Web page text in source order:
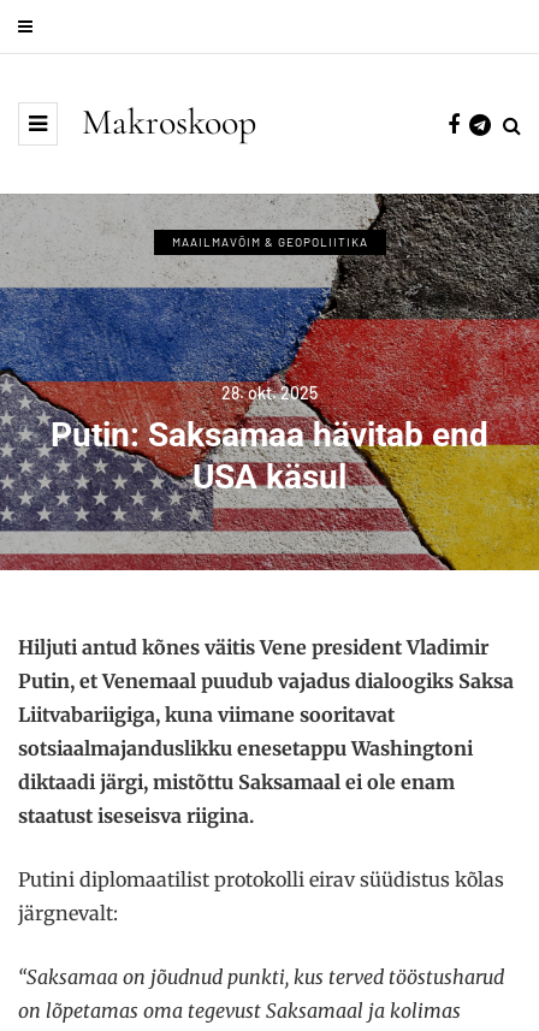
Makroskoop
MAAILMAVÕIM & GEOPOLIITIKA
28. okt. 2025
Putin: Saksamaa hävitab end
USA käsul
Hiljuti antud kõnes väitis Vene president Vladimir
Putin, et Venemaal puudub vajadus dialoogiks Saksa
Liitvabariigiga, kuna viimane sooritavat
sotsiaalmajanduslikku enesetappu Washingtoni
diktaadi järgi, mistõttu Saksamaal ei ole enam
staatust iseseisva riigina.
Putini diplomaatilist protokolli eirav süüdistus kõlas
järgnevalt:
“Saksamaa on jõudnud punkti, kus terved tööstusharud
on lõpetamas oma tegevust Saksamaal ja kolimas